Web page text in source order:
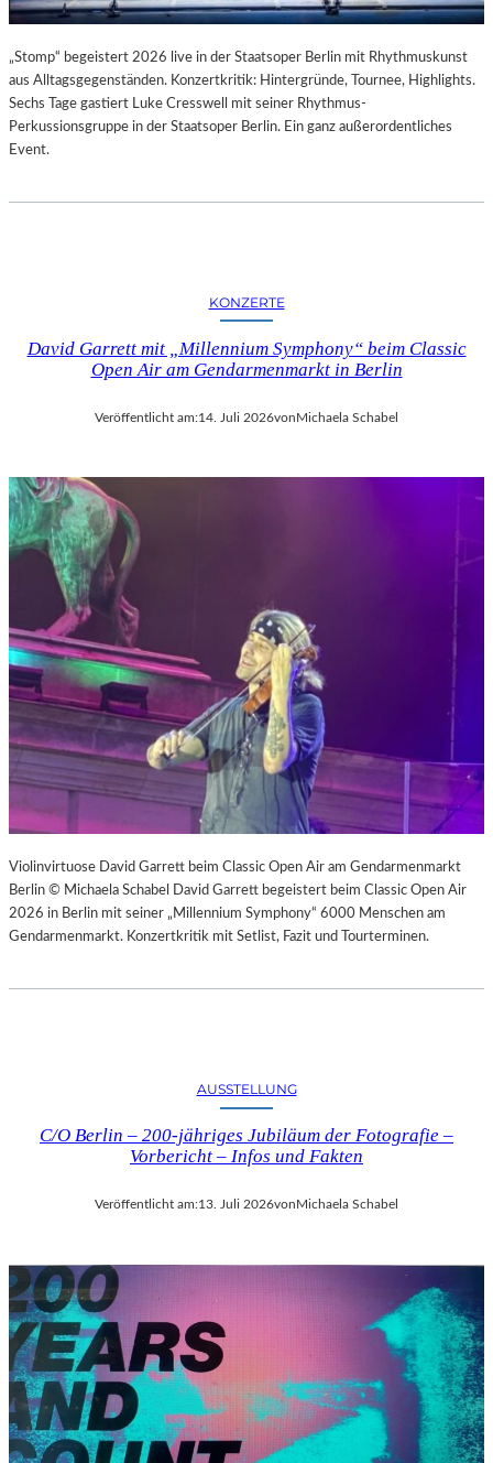
„Stomp“ begeistert 2026 live in der Staatsoper Berlin mit Rhythmuskunst
aus Alltagsgegenständen. Konzertkritik: Hintergründe, Tournee, Highlights.
Sechs Tage gastiert Luke Cresswell mit seiner Rhythmus-
Perkussionsgruppe in der Staatsoper Berlin. Ein ganz außerordentliches
Event.
KONZERTE
David Garrett mit „Millennium Symphony“ beim Classic
Open Air am Gendarmenmarkt in Berlin
Veröffentlicht am:14. Juli 2026vonMichaela Schabel
Violinvirtuose David Garrett beim Classic Open Air am Gendarmenmarkt
Berlin © Michaela Schabel David Garrett begeistert beim Classic Open Air
2026 in Berlin mit seiner „Millennium Symphony“ 6000 Menschen am
Gendarmenmarkt. Konzertkritik mit Setlist, Fazit und Tourterminen.
AUSSTELLUNG
C/O Berlin – 200-jähriges Jubiläum der Fotografie –
Vorbericht – Infos und Fakten
Veröffentlicht am:13. Juli 2026von Michaela Schabel